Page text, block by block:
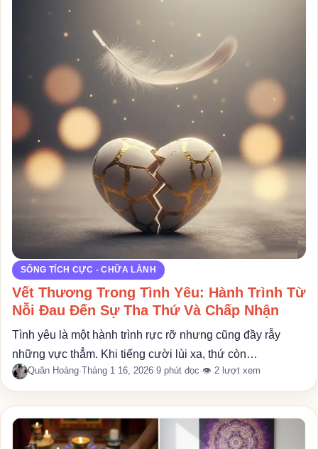
SỐNG TÍCH CỰC - CHỮA LÀNH
Vết Thương Trong Tình Yêu: Hành Trình Từ
Nỗi Đau Đến Sự Tha Thứ Và Chấp Nhận
Tình yêu là một hành trình rực rỡ nhưng cũng đầy rẫy
những vực thẳm. Khi tiếng cười lùi xa, thứ còn…
Quân Hoàng· Tháng 1 16, 2026·9 phút đọc·👁 2 lượt xem